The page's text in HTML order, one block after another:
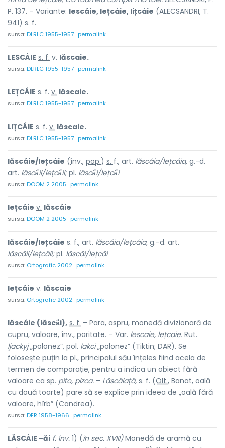
P. 137. – Variante: lescáie, lețcáie, lițcáie (ALECSANDRI, T.
941) s. f.
sursa:DLRLC 1955-1957 permalink
LESCÁIE s. f. v. lăscaie.
sursa:DLRLC 1955-1957 permalink
LEȚCÁIE s. f. v. lăscaie.
sursa:DLRLC 1955-1957 permalink
LIȚCÁIE s. f. v. lăscaie.
sursa:DLRLC 1955-1957 permalink
lăscáie/lețcáie (înv., pop.) s. f., art. lăscáia/lețcáia, g.-d.
art. lăscắii/lețcắii; pl. lăscắi/lețcắi
sursa:DOOM 2 2005 permalink
lețcáie v. lăscáie
sursa:DOOM 2 2005 permalink
lăscáie/lețcáie s. f., art. lăscáia/lețcáia, g.-d. art.
lăscăii/lețcăii;pl. lăscăi/lețcăi
sursa: Ortografic 2002 permalink
lețcáie v. lăscaie
sursa: Ortografic 2002 permalink
lăscáie (lăscắi), s. f. – Para, aspru, monedă divizionară de
cupru, valoare, înv., paritate. – Var. lescaie, lețcaie. Rut.
ljackyj„polonez”, pol. lakci„polonez” (Tiktin; DAR). Se
folosește puțin la pl., principalul său înțeles fiind acela de
termen de comparație, pentru a indica un obiect fără
valoare ca sp. pito, pizca. – Lăscăiață, s. f. (Olt., Banat, oală
cu două toarte) pare să se explice prin ideea de „oală fără
valoare, hîrb” (Candrea).
sursa:DER 1958-1966 permalink
LĂSCÁIE ~ăi f. înv. 1) (în sec. XVIII)Monedă de aramă cu